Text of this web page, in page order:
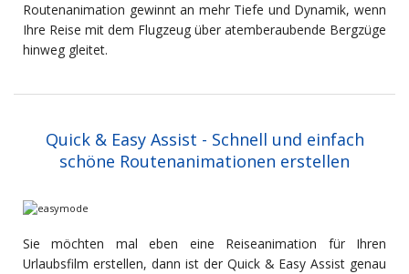
Routenanimation gewinnt an mehr Tiefe und Dynamik, wenn
Ihre Reise mit dem Flugzeug über atemberaubende Bergzüge
hinweg gleitet.
Quick & Easy Assist - Schnell und einfach
schöne Routenanimationen erstellen
Sie möchten mal eben eine Reiseanimation für Ihren
Urlaubsfilm erstellen, dann ist der Quick & Easy Assist genau